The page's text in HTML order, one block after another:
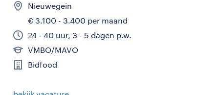
Nieuwegein
€ 3.100 - 3.400 per maand
24 - 40 uur, 3 - 5 dagen p.w.
VMBO/MAVO
Bidfood